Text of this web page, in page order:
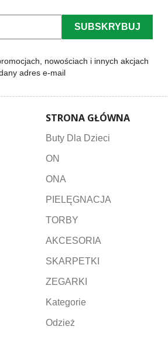
nowościach i innych akcjach
adres e-mail
STRONA GŁÓWNA
Buty Dla Dzieci
ON
ONA
PIELĘGNACJA
TORBY
AKCESORIA
SKARPETKI
ZEGARKI
Kategorie
Odzież